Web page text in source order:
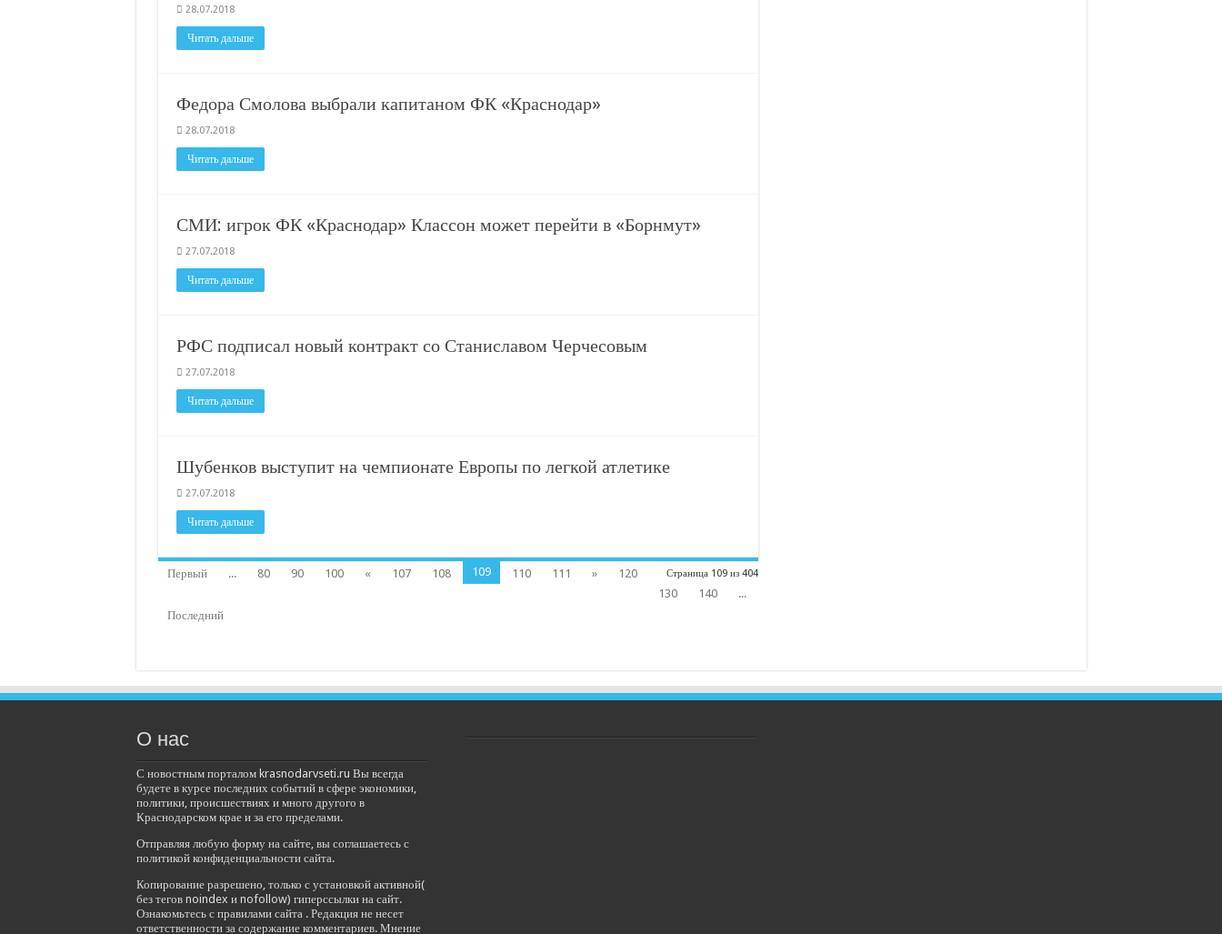
28.07.2018
Читать дальше
Федора Смолова выбрали капитаном ФК «Краснодар»
28.07.2018
Читать дальше
СМИ: игрок ФК «Краснодар» Классон может перейти в «Борнмут»
27.07.2018
Читать дальше
РФС подписал новый контракт со Станиславом Черчесовым
27.07.2018
Читать дальше
Шубенков выступит на чемпионате Европы по легкой атлетике
27.07.2018
Читать дальше
Страница 109 из 404
Первый ... 80 90 100 « 107 108 109 110 111 »
120
130
140
...
Последний
О нас
С новостным порталом krasnodarvseti.ru Вы всегда
будете в курсе последних событий в сфере экономики,
политики, происшествиях и много другого в
Краснодарском крае и за его пределами.
Отправляя любую форму на сайте, вы соглашаетесь с
политикой конфиденциальности сайта.
Копирование разрешено, только с установкой активной(
без тегов noindex и nofollow) гиперссылки на сайт.
Ознакомьтесь с правилами сайта . Редакция не несет
ответственности за содержание комментариев. Мнение